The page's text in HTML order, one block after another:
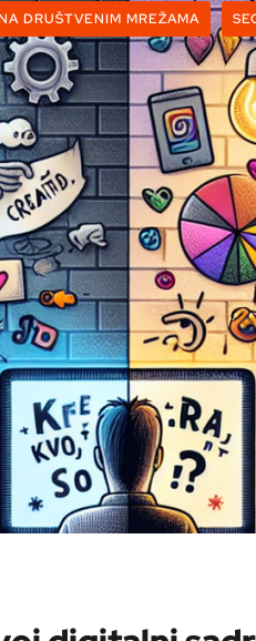
DRUŠTVENIM MREŽAMA